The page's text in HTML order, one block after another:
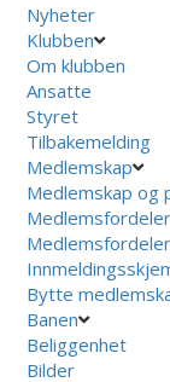
Nyheter
Klubben
Om klubben
Ansatte
Styret
Tilbakemelding
Medlemskap
Medlemskap og
Medlemsfordeler
Bytte
Banen
Beliggenhet
Bilder